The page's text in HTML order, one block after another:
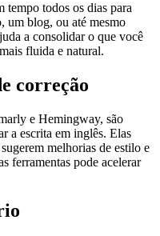
tempo todos os dias para
um blog, ou até mesmo
a consolidar o que você
fluida e natural.
correção
e Hemingway, são
a escrita em inglês. Elas
melhorias de estilo e
ferramentas pode acelerar